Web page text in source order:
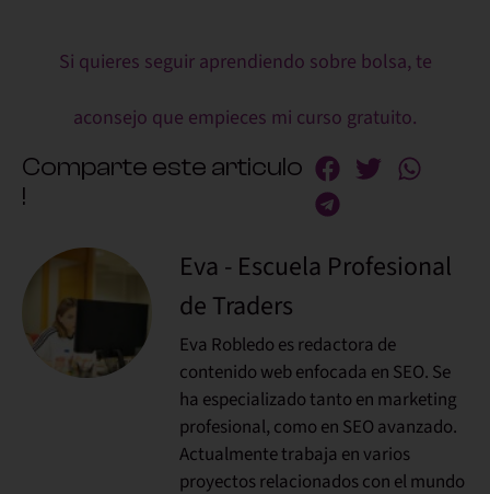
Si quieres seguir aprendiendo sobre bolsa, te
aconsejo que empieces mi curso gratuito.
Comparte este articulo
!
Eva - Escuela Profesional
de Traders
Eva Robledo es redactora de
contenido web enfocada en SEO. Se
ha especializado tanto en marketing
profesional, como en SEO avanzado.
Actualmente trabaja en varios
proyectos relacionados con el mundo